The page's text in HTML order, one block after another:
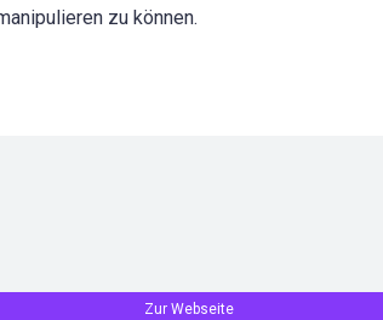
zu können.
Zur Webseite